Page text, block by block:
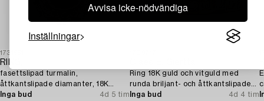
Avvisa icke-nödvändiga
Inställningar
1731551
RING,
fasettslipad turmalin,
åttkantslipade diamanter, 18K
vitguld. A. Tillander, Helsingfors
Inga bud
4d 5 tim
Ring 18K guld och vitguld med
runda briljant- och åttkantslipade
diamanter.
Inga bud
4d 4 tim